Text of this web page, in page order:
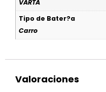
VARTA
Tipo de Bater?a
Carro
Valoraciones